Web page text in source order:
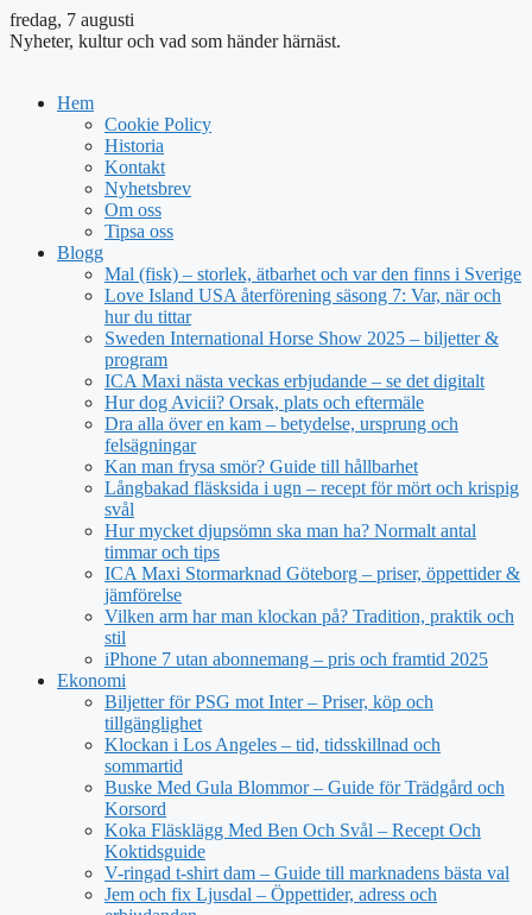
fredag, 7 augusti
Nyheter, kultur och vad som händer härnäst.
Hem
Cookie Policy
Historia
Kontakt
Nyhetsbrev
Om oss
Tipsa oss
Blogg
Mal (fisk) – storlek, ätbarhet och var den finns i Sverige
Love Island USA återförening säsong 7: Var, när och
hur du tittar
Sweden International Horse Show 2025 – biljetter &
program
ICA Maxi nästa veckas erbjudande – se det digitalt
Hur dog Avicii? Orsak, plats och eftermäle
Dra alla över en kam – betydelse, ursprung och
felsägningar
Kan man frysa smör? Guide till hållbarhet
Långbakad fläsksida i ugn – recept för mört och krispig
svål
Hur mycket djupsömn ska man ha? Normalt antal
timmar och tips
ICA Maxi Stormarknad Göteborg – priser, öppettider &
jämförelse
Vilken arm har man klockan på? Tradition, praktik och
stil
iPhone 7 utan abonnemang – pris och framtid 2025
Ekonomi
Biljetter för PSG mot Inter – Priser, köp och
tillgänglighet
Klockan i Los Angeles – tid, tidsskillnad och
sommartid
Buske Med Gula Blommor – Guide för Trädgård och
Korsord
Koka Fläsklägg Med Ben Och Svål – Recept Och
Koktidsguide
V-ringad t-shirt dam – Guide till marknadens bästa val
Jem och fix Ljusdal – Öppettider, adress och